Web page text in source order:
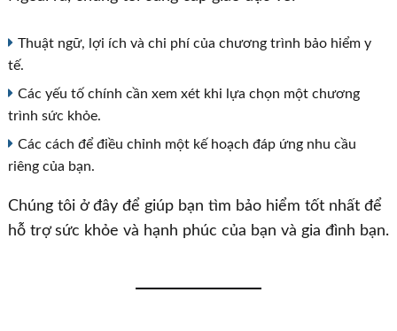
Thuật ngữ, lợi ích và chi phí của chương trình bảo hiểm y
tế.
Các yếu tố chính cần xem xét khi lựa chọn một chương
trình sức khỏe.
Các cách để điều chỉnh một kế hoạch đáp ứng nhu cầu
riêng của bạn.
Chúng tôi ở đây để giúp bạn tìm bảo hiểm tốt nhất để
hỗ trợ sức khỏe và hạnh phúc của bạn và gia đình bạn.